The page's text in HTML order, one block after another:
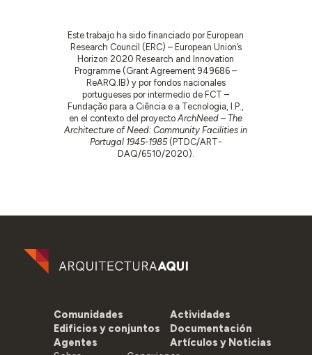
Este trabajo ha sido financiado por European
Research Council (ERC) – European Union’s
Horizon 2020 Research and Innovation
Programme (Grant Agreement 949686 –
ReARQ.IB) y por fondos nacionales
portugueses por intermedio de FCT –
Fundação para a Ciência e a Tecnologia, I.P.,
en el contexto del proyectoArchNeed – The
Architecture of Need: Community Facilities in
Portugal 1945-1985(PTDC/ART-
DAQ/6510/2020).
Comunidades
Edificios y conjuntos
Agentes
Actividades
Documentación
Artículos y Noticias